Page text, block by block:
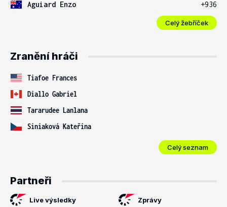
Aguiard Enzo
+936
Celý žebříček
Zranění hráči
Tiafoe Frances
Diallo Gabriel
Tararudee Lanlana
Siniaková Kateřina
Celý seznam
Partneři
Live výsledky Zprávy